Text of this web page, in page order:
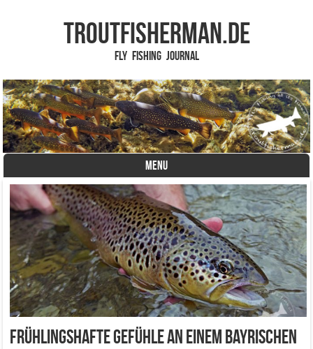
TROUTFISHERMAN.de
Fly Fishing Journal
MENU
Skip to content
Frühlingshafte Gefühle an einem bayrischen